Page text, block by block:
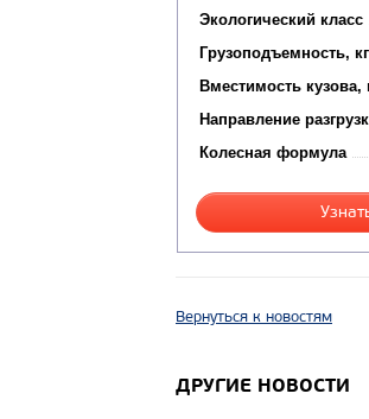
Экологический класс
Грузоподъемность, кг
Вместимость кузова,
Направление
Колесная формула
Вернуться к новостям
ДРУГИЕ НОВОСТИ